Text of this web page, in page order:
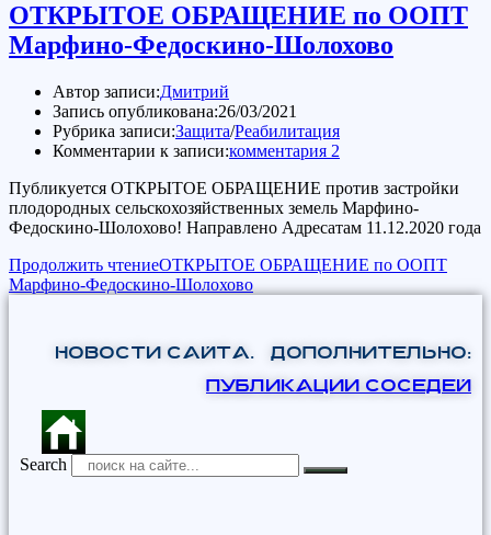
ОТКРЫТОЕ ОБРАЩЕНИЕ по ООПТ
Марфино-Федоскино-Шолохово
Автор записи:Дмитрий
Запись опубликована:26/03/2021
Рубрика записи:Защита/Реабилитация
Комментарии к записи:комментария 2
Публикуется ОТКРЫТОЕ ОБРАЩЕНИЕ против застройки
плодородных сельскохозяйственных земель Марфино-
Федоскино-Шолохово! Направлено Адресатам 11.12.2020 года
Продолжить чтениеОТКРЫТОЕ ОБРАЩЕНИЕ по ООПТ
Марфино-Федоскино-Шолохово
НОВОСТИ САЙТА. Дополнительно:
ПУБЛИКАЦИИ СОСЕДЕЙ
Search